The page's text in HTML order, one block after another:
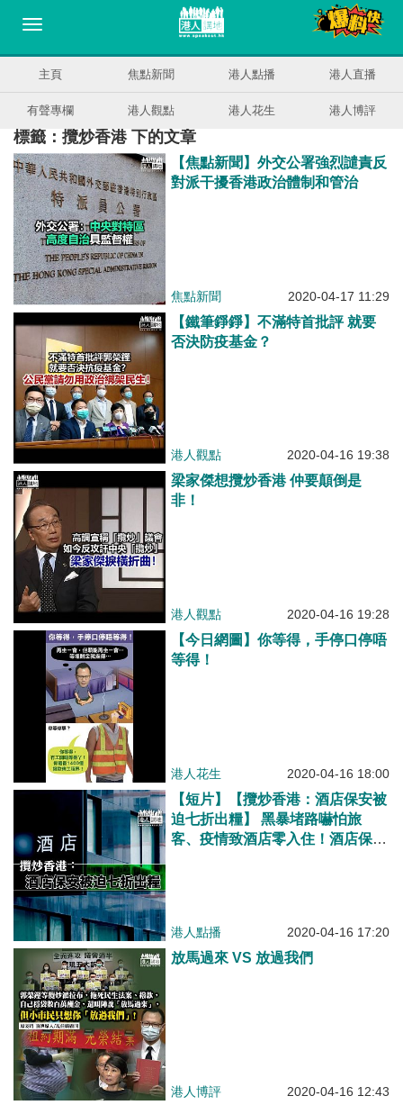
主頁 焦點新聞 港人點播 港人直播
有聲專欄 港人觀點 港人花生 港人博評
標籤：攬炒香港 下的文章
【焦點新聞】外交公署強烈譴責反
對派干擾香港政治體制和管治
焦點新聞 2020-04-17 11:29
【鐵筆錚錚】不滿特首批評 就要
否決防疫基金？
港人觀點 2020-04-16 19:38
梁家傑想攬炒香港 仲要顛倒是
非！
港人觀點 2020-04-16 19:28
【今日網圖】你等得，手停口停唔
等得！
港人花生 2020-04-16 18:00
【短片】【攬炒香港：酒店保安被
迫七折出糧】 黑暴堵路嚇怕旅
客、疫情致酒店零入住！酒店保安
港人點播 2020-04-16 17:20
放馬過來 VS 放過我們
港人博評 2020-04-16 12:43